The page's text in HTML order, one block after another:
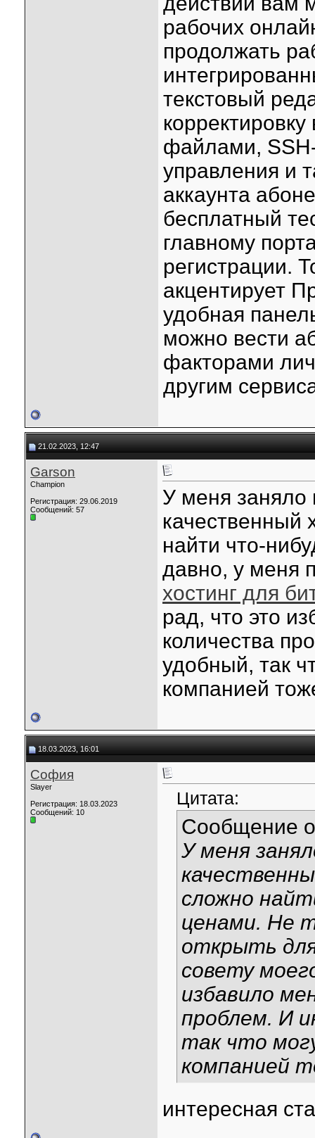
рабочих
продолжать
текстовый
файлами,
управления и
аккаунта
бесплатный
главному
регистрации.
акцентирует
удобная
можно вести
факторами
другим
21.02.2023, 12:47
Garson
Champion
Регистрация: 29.06.2019
Сообщений: 57
У меня заняло
качественный
найти что-
давно, у меня
хостинг для
рад, что это
количества
удобный, так
компанией
18.03.2023, 16:01
София
Slayer
Регистрация: 18.03.2023
Сообщений: 10
Цитата:
Сообщение
У меня
сложно
ценами. Не
открыть
совету
избавило
проблем. И
так что
компанией
интересная